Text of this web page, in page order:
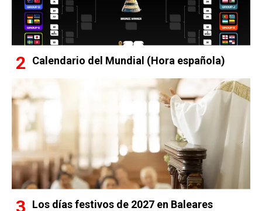
Calendario del Mundial (Hora española)
Los días festivos de 2027 en Baleares